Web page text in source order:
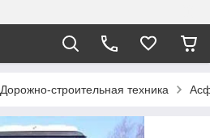
Дорожно-строительная техника